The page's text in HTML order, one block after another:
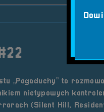
„Pogaduchy” to
nietypowych
(Silent Hill,